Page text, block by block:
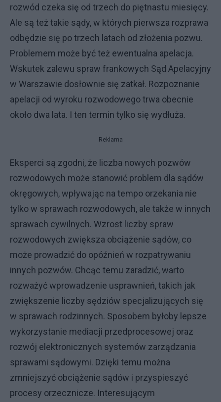
rozwód czeka się od trzech do piętnastu miesięcy.
Ale są też takie sądy, w których pierwsza rozprawa
odbędzie się po trzech latach od złożenia pozwu.
Problemem może być też ewentualna apelacja.
Wskutek zalewu spraw frankowych Sąd Apelacyjny
w Warszawie dosłownie się zatkał. Rozpoznanie
apelacji od wyroku rozwodowego trwa obecnie
około dwa lata. I ten termin tylko się wydłuża.
Reklama
Eksperci są zgodni, że liczba nowych pozwów
rozwodowych może stanowić problem dla sądów
okręgowych, wpływając na tempo orzekania nie
tylko w sprawach rozwodowych, ale także w innych
sprawach cywilnych. Wzrost liczby spraw
rozwodowych zwiększa obciążenie sądów, co
może prowadzić do opóźnień w rozpatrywaniu
innych pozwów. Chcąc temu zaradzić, warto
rozważyć wprowadzenie usprawnień, takich jak
zwiększenie liczby sędziów specjalizujących się
w sprawach rodzinnych. Sposobem byłoby lepsze
wykorzystanie mediacji przedprocesowej oraz
rozwój elektronicznych systemów zarządzania
sprawami sądowymi. Dzięki temu można
zmniejszyć obciążenie sądów i przyspieszyć
procesy orzecznicze. Interesującym